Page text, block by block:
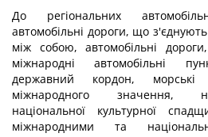
До регіональних
автомобільні дороги, що
між собою, автомобільні
міжнародні автомобільні
державний кордон,
міжнародного значення,
національної культурної
міжнародними та